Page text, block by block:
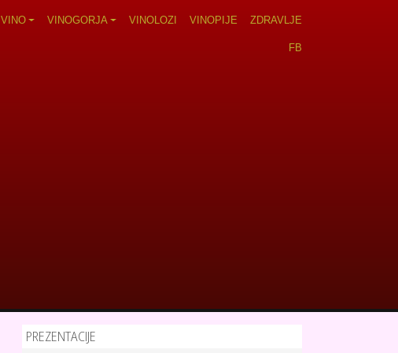
VINO VINOGORJA VINOLOZI VINOPIJE ZDRAVLJE
FB
PREZENTACIJE